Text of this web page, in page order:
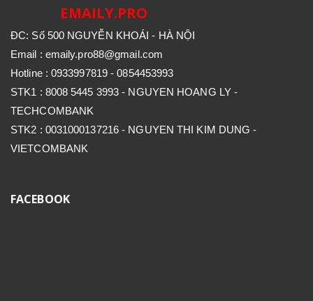
EMAILY.PRO
ĐC: Số 500 NGUYỄN KHOÁI - HÀ NỘI
Email : emaily.pro88@gmail.com
Hotline : 0933997819 - 0854453993
STK1 : 8008 5445 3993 - NGUYEN HOANG LY -
TECHCOMBANK
STK2 : 0031000137216 - NGUYEN THI KIM DUNG -
VIETCOMBANK
FACEBOOK